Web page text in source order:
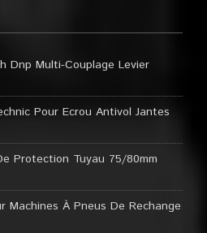
Dnp Multi-Couplage Levier
Pour Ecrou Antivol Jantes
Protection Tuyau 75/80mm
Machines À Pneus De Rechange